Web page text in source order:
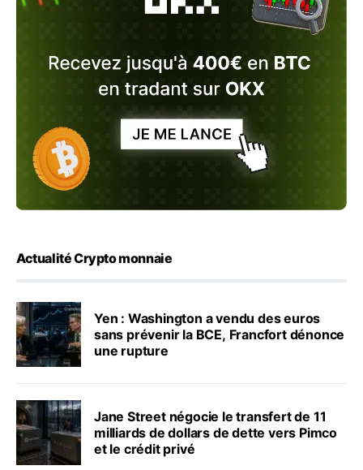
Actualité Crypto monnaie
Yen : Washington a vendu des euros
sans prévenir la BCE, Francfort dénonce
une rupture
Jane Street négocie le transfert de 11
milliards de dollars de dette vers Pimco
et le crédit privé